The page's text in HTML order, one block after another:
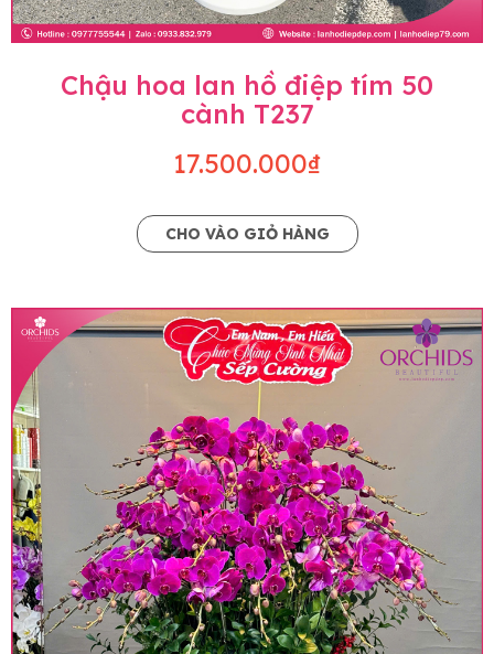
Chậu hoa lan hồ điệp tím 50
cành T237
17.500.000₫
CHO VÀO GIỎ HÀNG